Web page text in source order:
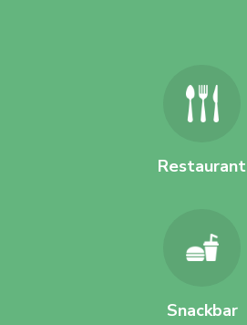
Restaurant
Snackbar